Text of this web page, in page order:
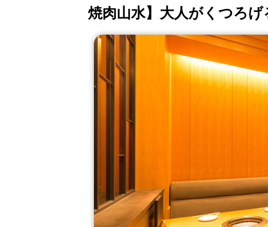
焼肉山水】大人がくつろ